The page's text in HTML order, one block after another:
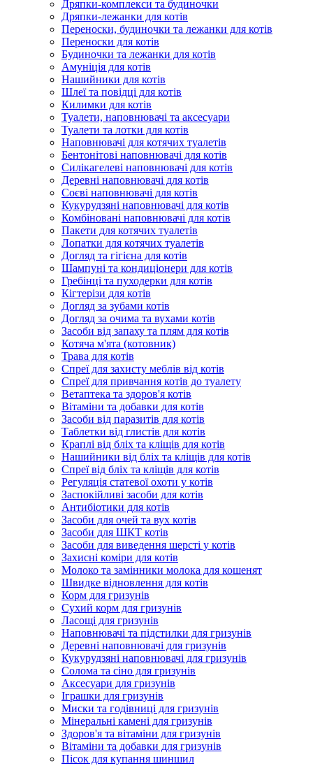
Дряпки-комплекси та будиночки
Дряпки-лежанки для котів
Переноски, будиночки та лежанки для котів
Переноски для котів
Будиночки та лежанки для котів
Амуніція для котів
Нашийники для котів
Шлеї та повідці для котів
Килимки для котів
Туалети, наповнювачі та аксесуари
Туалети та лотки для котів
Наповнювачі для котячих туалетів
Бентонітові наповнювачі для котів
Силікагелеві наповнювачі для котів
Деревні наповнювачі для котів
Соєві наповнювачі для котів
Кукурудзяні наповнювачі для котів
Комбіновані наповнювачі для котів
Пакети для котячих туалетів
Лопатки для котячих туалетів
Догляд та гігієна для котів
Шампуні та кондиціонери для котів
Гребінці та пуходерки для котів
Кігтерізи для котів
Догляд за зубами котів
Догляд за очима та вухами котів
Засоби від запаху та плям для котів
Котяча м'ята (котовник)
Трава для котів
Спреї для захисту меблів від котів
Спреї для привчання котів до туалету
Ветаптека та здоров'я котів
Вітаміни та добавки для котів
Засоби від паразитів для котів
Таблетки від глистів для котів
Краплі від бліх та кліщів для котів
Нашийники від бліх та кліщів для котів
Спреї від бліх та кліщів для котів
Регуляція статевої охоти у котів
Заспокійливі засоби для котів
Антибіотики для котів
Засоби для очей та вух котів
Засоби для ШКТ котів
Засоби для виведення шерсті у котів
Захисні коміри для котів
Молоко та замінники молока для кошенят
Швидке відновлення для котів
Корм для гризунів
Сухий корм для гризунів
Ласощі для гризунів
Наповнювачі та підстилки для гризунів
Деревні наповнювачі для гризунів
Кукурудзяні наповнювачі для гризунів
Солома та сіно для гризунів
Аксесуари для гризунів
Іграшки для гризунів
Миски та годівниці для гризунів
Мінеральні камені для гризунів
Здоров'я та вітаміни для гризунів
Вітаміни та добавки для гризунів
Пісок для купання шиншил